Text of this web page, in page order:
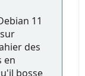
11
des
en
bosse